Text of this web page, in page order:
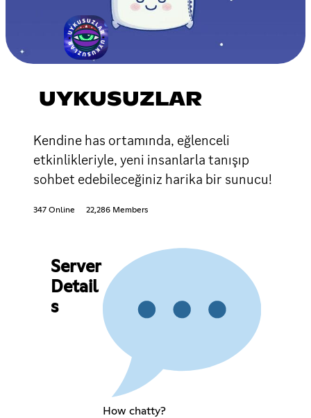
UYKUSUZLAR
Kendine has ortamında, eğlenceli
etkinlikleriyle, yeni insanlarla tanışıp
sohbet edebileceğiniz harika bir sunucu!
347 Online 22,286 Members
Server
Detail
s
How chatty?